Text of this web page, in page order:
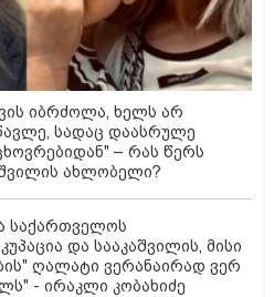
იბრძოლა, ხელს არ
სადაც დაასრულე
– რას წერს
ახლობელი?
საქართველოს
და სააკაშვილის, მისი
ღალატი ვერანაირად ვერ
- ირაკლი კობახიძე